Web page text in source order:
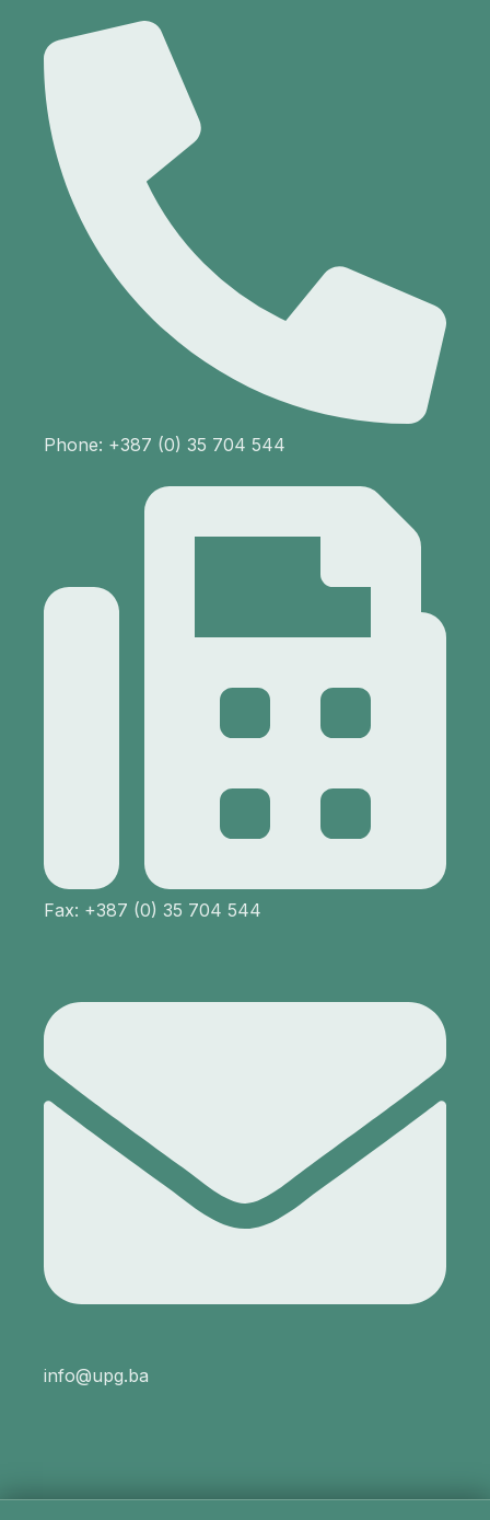
Phone: +387 (0) 35 704 544
Fax: +387 (0) 35 704 544
info@upg.ba